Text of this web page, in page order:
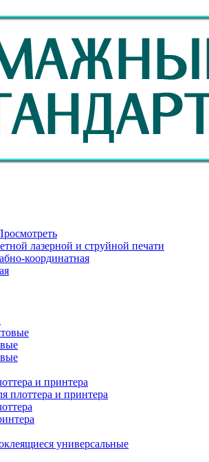
лазерной и струйной печати
координатная
и принтера
плоттера и принтера
универсальные